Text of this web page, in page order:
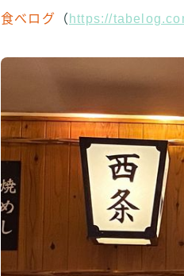
食べログ （ https://